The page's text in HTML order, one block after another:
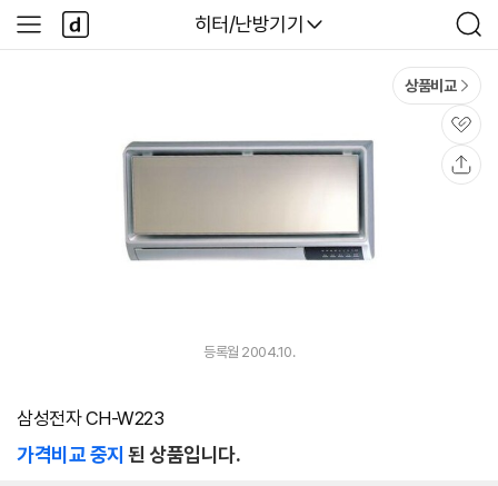
다나와
히터/난방기기
검
색
사
이
다
나
와
상품비교
관
심
등록월 2004.10.
삼성전자 CH-W223
가격비교 중지 된 상품입니다.